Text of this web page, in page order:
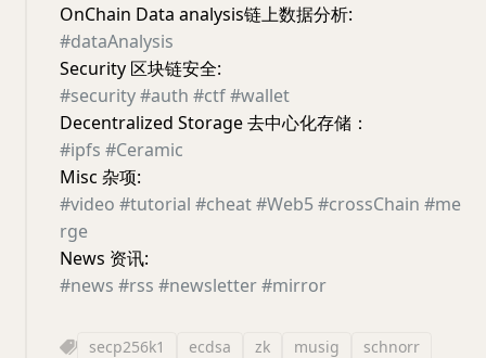
OnChain Data analysis链上数据分析:
#dataAnalysis
Security 区块链安全:
#security#auth #ctf#wallet
Decentralized Storage 去中心化存储：
#ipfs #Ceramic
Misc 杂项:
#video #tutorial #cheat#Web5#crossChain #me
rge
News 资讯:
#news #rss #newsletter#mirror
secp256k1 ecdsa zk musig
schnorr